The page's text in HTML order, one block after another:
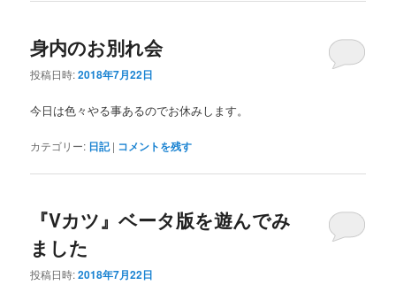
身内のお別れ会
投稿日時:2018年7月22日
今日は色々やる事あるのでお休みします。
カテゴリー: 日記 | コメントを残す
『Vカツ』ベータ版を遊んでみ
ました
投稿日時:2018年7月22日